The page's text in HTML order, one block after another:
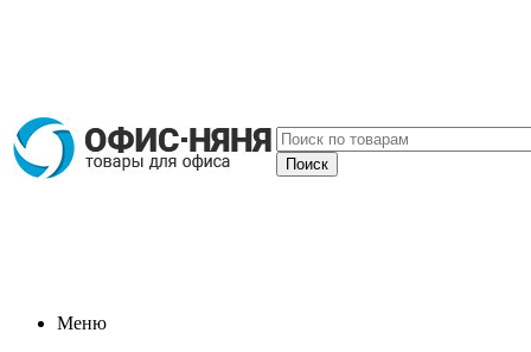
Меню